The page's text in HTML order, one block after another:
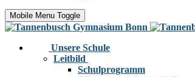
Mobile Menu Toggle
Unsere Schule
Leitbild
Schulprogramm